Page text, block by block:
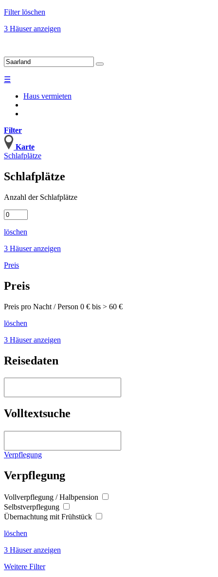
Filter löschen
3 Häuser anzeigen
☰
Haus vermieten
Filter
Karte
Schlafplätze
Schlafplätze
Anzahl der Schlafplätze
löschen
3 Häuser anzeigen
Preis
Preis
Preis pro Nacht / Person 0 € bis > 60 €
löschen
3 Häuser anzeigen
Reisedaten
Volltextsuche
Verpflegung
Verpflegung
Vollverpflegung / Halbpension
Selbstverpflegung
Übernachtung mit Frühstück
löschen
3 Häuser anzeigen
Weitere Filter